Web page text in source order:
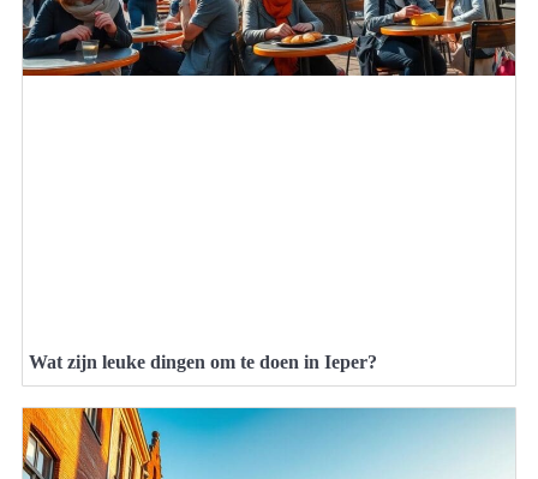
Wat zijn leuke dingen om te doen in Ieper?